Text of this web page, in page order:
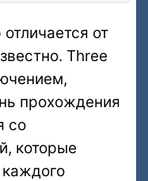
от
Three
прохождения
со
которые